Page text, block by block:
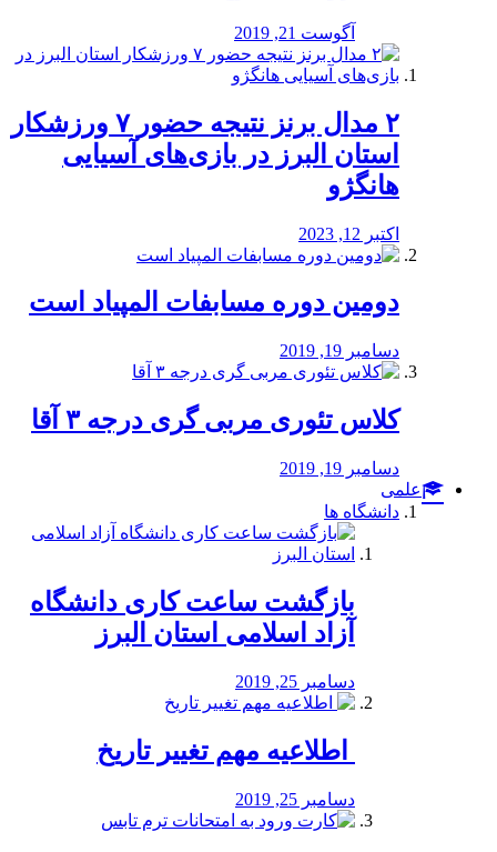
آگوست 21, 2019
۲ مدال برنز نتیجه حضور ۷ ورزشکار
استان البرز در بازی‌های آسیایی
هانگژو
اکتبر 12, 2023
دومین دوره مسابفات المپیاد است
دسامبر 19, 2019
کلاس تئوری مربی گری درجه ۳ آقا
دسامبر 19, 2019
علمی
دانشگاه ها
بازگشت ساعت کاری دانشگاه
آزاد اسلامی استان البرز
دسامبر 25, 2019
️ اطلاعیه مهم تغییر تاریخ
دسامبر 25, 2019